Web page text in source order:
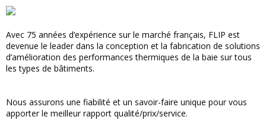
Avec 75 années d’expérience sur le marché français, FLIP est
devenue le leader dans la conception et la fabrication de solutions
d’amélioration des performances thermiques de la baie sur tous
les types de bâtiments.
Nous assurons une fiabilité et un savoir-faire unique pour vous
apporter le meilleur rapport qualité/prix/service.